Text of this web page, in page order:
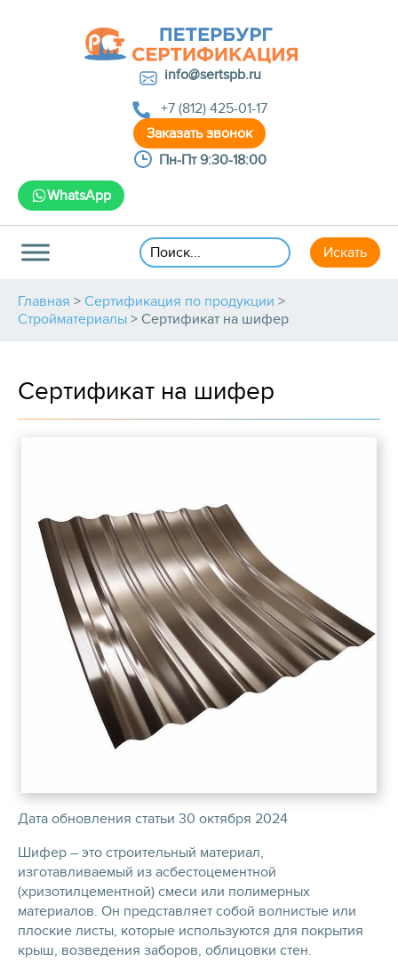
info@sertspb.ru
+7 (812) 425-01-17
Пн-Пт 9:30-18:00
WhatsApp
Главная > Сертификация по продукции >
Стройматериалы > Сертификат на шифер
Сертификат на шифер
Дата обновления статьи 30 октября 2024
Шифер – это строительный материал,
изготавливаемый из асбестоцементной
(хризотилцементной) смеси или полимерных
материалов. Он представляет собой волнистые или
плоские листы, которые используются для покрытия
крыш, возведения заборов, облицовки стен.